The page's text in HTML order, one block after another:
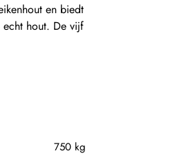
en biedt
echt hout. De vijf
750 kg